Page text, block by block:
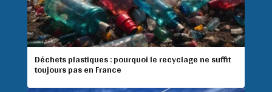
Déchets plastiques : pourquoi le recyclage ne suffit
toujours pas en France